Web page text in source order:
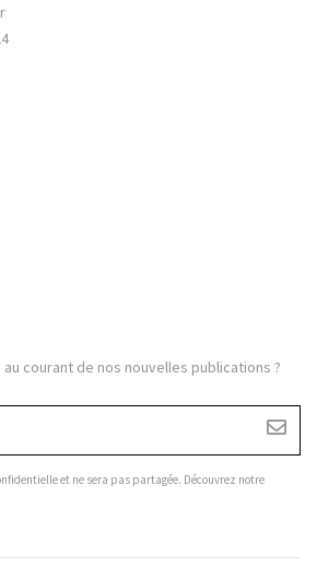
courant de nos nouvelles publications ?
et ne sera pas partagée. Découvrez notre